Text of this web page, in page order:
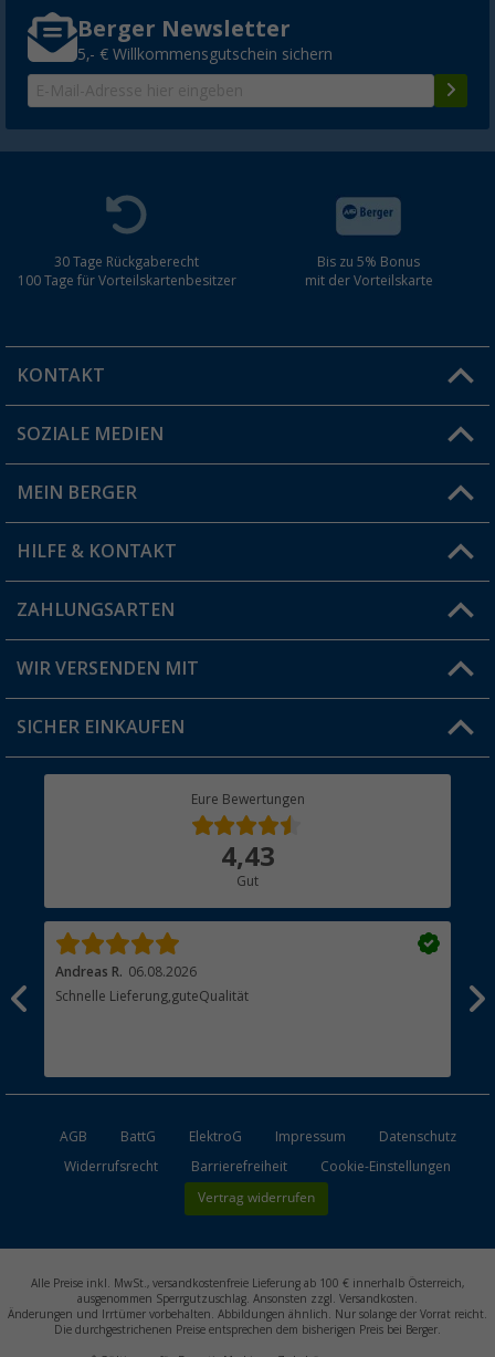
Berger Newsletter
5,- € Willkommensgutschein sichern
30 Tage Rückgaberecht
100 Tage für Vorteilskartenbesitzer
Bis zu 5% Bonus
mit der Vorteilskarte
KONTAKT
Du hast eine Frage?
Filiale finden
SOZIALE MEDIEN
MEIN BERGER
Vorteilskarte
Blog
Jobs & Karriere
HILFE & KONTAKT
FAQ & Kontakt
Versandinformationen
Rücksendung
ZAHLUNGSARTEN
WIR VERSENDEN MIT
SICHER EINKAUFEN
Eure Bewertungen
4,43
Gut
Andreas R. 06.08.2026
Schnelle Lieferung,guteQualität
AGB BattG ElektroG Impressum
Datenschutz
Widerrufsrecht
Barrierefreiheit Cookie-Einstellungen
Vertrag widerrufen
Alle Preise inkl. MwSt., versandkostenfreie Lieferung ab 100 € innerhalb Österreich,
ausgenommen Sperrgutzuschlag. Ansonsten zzgl. Versandkosten.
Änderungen und Irrtümer vorbehalten. Abbildungen ähnlich. Nur solange der Vorrat reicht.
Die durchgestrichenen Preise entsprechen dem bisherigen Preis bei Berger.